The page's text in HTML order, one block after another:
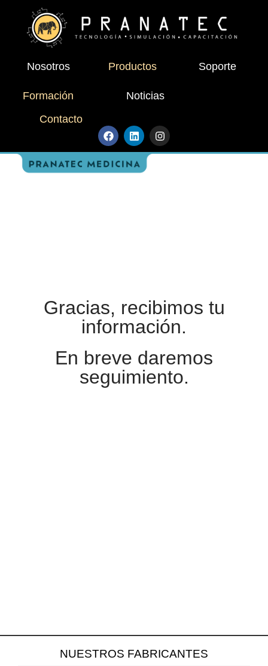
Nosotros Productos Soporte
Formación
Noticias
Contacto
Gracias, recibimos tu
información.
En breve daremos
seguimiento.
NUESTROS FABRICANTES